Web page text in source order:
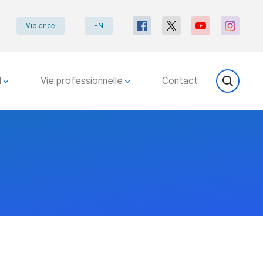
Violence EN
Vie professionnelle Contact